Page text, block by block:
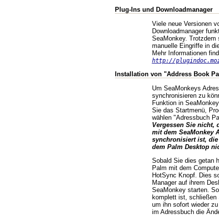
Plug-Ins und Downloadmanager
Viele neue Versionen
Downloadmanager
SeaMonkey. Trotzdem
manuelle Eingriffe in
Mehr Informationen
http://
Installation von "Address Book
Um SeaMonkeys
synchronisieren zu
Funktion in
Sie das Startmenü,
wählen Adressbuch
Vergessen Sie nicht,
mit dem SeaMonkey
synchronisiert ist,
dem Palm Desktop
Sobald Sie dies getan
Palm mit dem
HotSync Knopf. Dies
Manager auf ihrem
SeaMonkey starten.
komplett ist, schließen
um ihn sofort wieder
im Adressbuch die